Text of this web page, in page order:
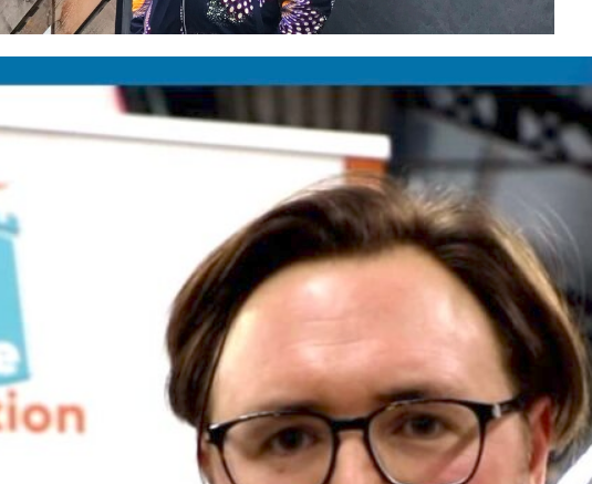
INSCRIVEZ-VOUS À LA
NEWSLETTER
Recevez chaque semaine « ESS
News », la newsletter de
Mediatico, par e-mail :
E-mail*
Nom*
Vérifiez vos mails pour confirmer